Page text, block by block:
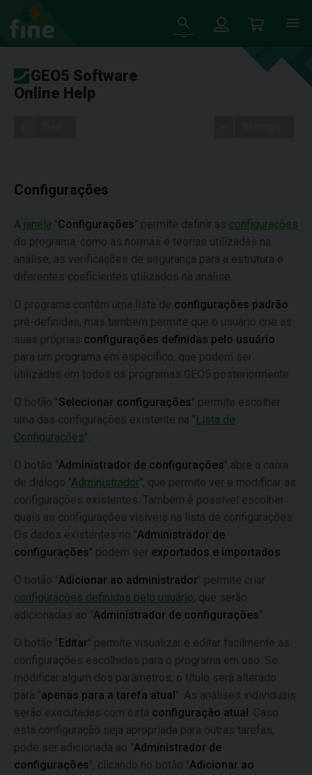
GEO5 Software
Online Help
Configurações
A janela "Configurações" permite definir as configurações
do programa, como as normas e teorias utilizadas na
análise, as verificações de segurança para a estrutura e
diferentes coeficientes utilizados na análise.
O programa contém uma lista de configurações padrão
pré-definidas, mas também permite que o usuário crie as
suas próprias configurações definidas pelo usuário
para um programa em específico, que podem ser
utilizadas em todos os programas GEO5 posteriormente.
O botão "Selecionar configurações" permite escolher
uma das configurações existente na "Lista de
Configurações".
O botão "Administrador de configurações" abre a caixa
de diálogo "Administrador", que permite ver e modificar as
configurações existentes. Também é possível escolher
quais as configurações visíveis na lista de configurações.
Os dados existentes no "Administrador de
configurações" podem ser exportados e importados
O botão "Adicionar ao administrador" permite criar
configurações definidas pelo usuário, que serão
adicionadas ao "Administrador de configurações".
O botão "Editar" permite visualizar e editar facilmente as
configurações escolhidas para o programa em uso. Se
modificar algum dos parâmetros, o título será alterado
para "apenas para a tarefa atual". As análises individuais
serão executadas com esta configuração atual . Caso
esta configuração seja apropriada para outras tarefas,
pode ser adicionada ao "Administrador de
configurações", clicando no botão "Adicionar ao